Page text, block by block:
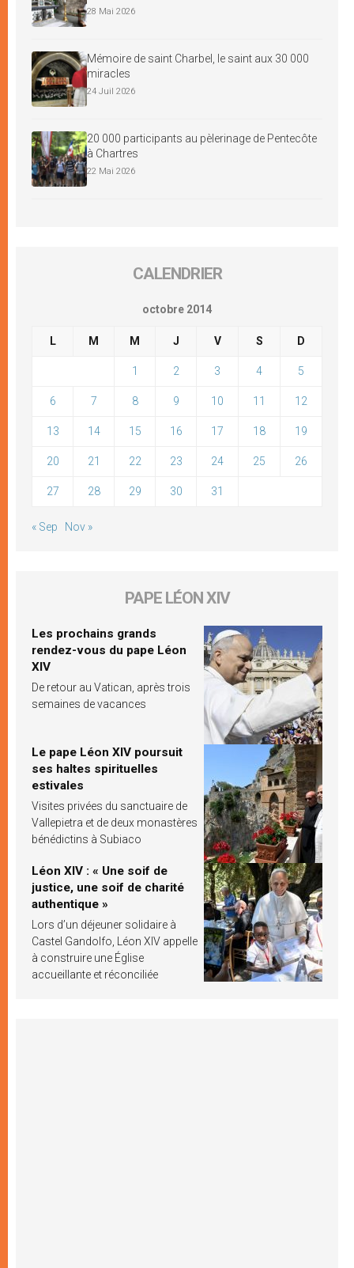
28 Mai 2026
Mémoire de saint Charbel, le saint aux 30 000
miracles
24 Juil 2026
20 000 participants au pèlerinage de Pentecôte
à Chartres
22 Mai 2026
CALENDRIER
octobre 2014
L M M J V S D
1 2 3 4 5
6 7 8 9 10 11 12
13 14 15 16 17 18 19
20 21 22 23 24 25 26
27 28 29 30 31
« Sep Nov »
PAPE LÉON XIV
Les prochains grands
rendez-vous du pape Léon
XIV
De retour au Vatican, après trois
semaines de vacances
Le pape Léon XIV poursuit
ses haltes spirituelles
estivales
Visites privées du sanctuaire de
Vallepietra et de deux monastères
bénédictins à Subiaco
Léon XIV : « Une soif de
justice, une soif de charité
authentique »
Lors d’un déjeuner solidaire à
Castel Gandolfo, Léon XIV appelle
à construire une Église
accueillante et réconciliée